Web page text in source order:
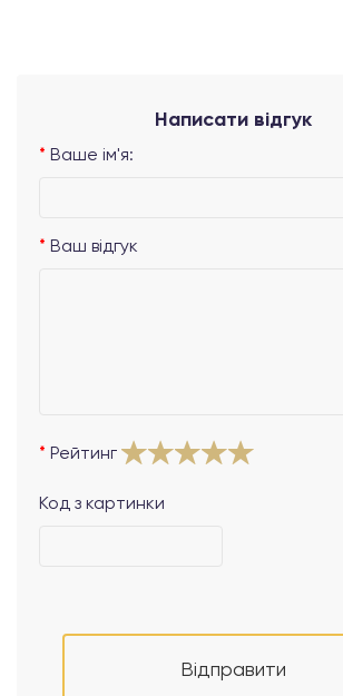
Написати відгук
Ваше ім'я:
Ваш відгук
Рейтинг
Код з картинки
Відправити